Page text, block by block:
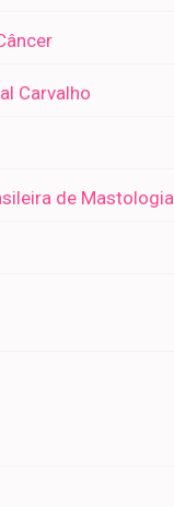
Carvalho
de Mastologia